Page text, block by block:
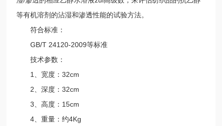
等有机溶剂的沾湿和渗透性能的试验方法。
符合标准：
GB/T 24120-2009等标准
技术参数：
1、宽度：32cm
2、深度：32cm
3、高度：15cm
4、重量：约4Kg